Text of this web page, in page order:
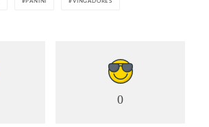
PANINI VINGADORES
0